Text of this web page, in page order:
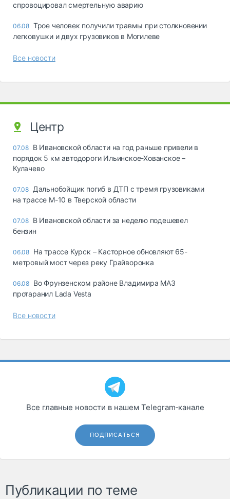
спровоцировал смертельную аварию
06.08 Трое человек получили травмы при столкновении
легковушки и двух грузовиков в Могилеве
Все новости
Центр
07.08 В Ивановской области на год раньше привели в
порядок 5 км автодороги Ильинское-Хованское –
Кулачево
07.08 Дальнобойщик погиб в ДТП с тремя грузовиками
на трассе М-10 в Тверской области
07.08 В Ивановской области за неделю подешевел
бензин
06.08 На трассе Курск – Касторное обновляют 65-
метровый мост через реку Грайворонка
06.08 Во Фрунзенском районе Владимира МАЗ
протаранил Lada Vesta
Все новости
Все главные новости в нашем Telegram‑канале
ПОДПИСАТЬСЯ
Публикации по теме